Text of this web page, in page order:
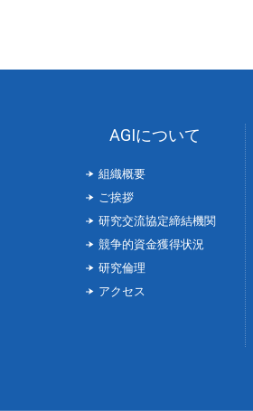
AGIについて
組織概要
ご挨拶
研究交流協定締結機関
競争的資金獲得状況
研究倫理
アクセス